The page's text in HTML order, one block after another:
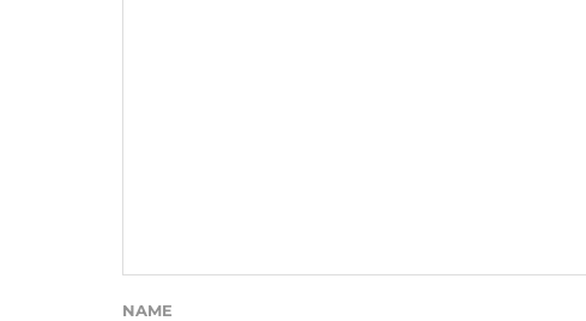
NAME